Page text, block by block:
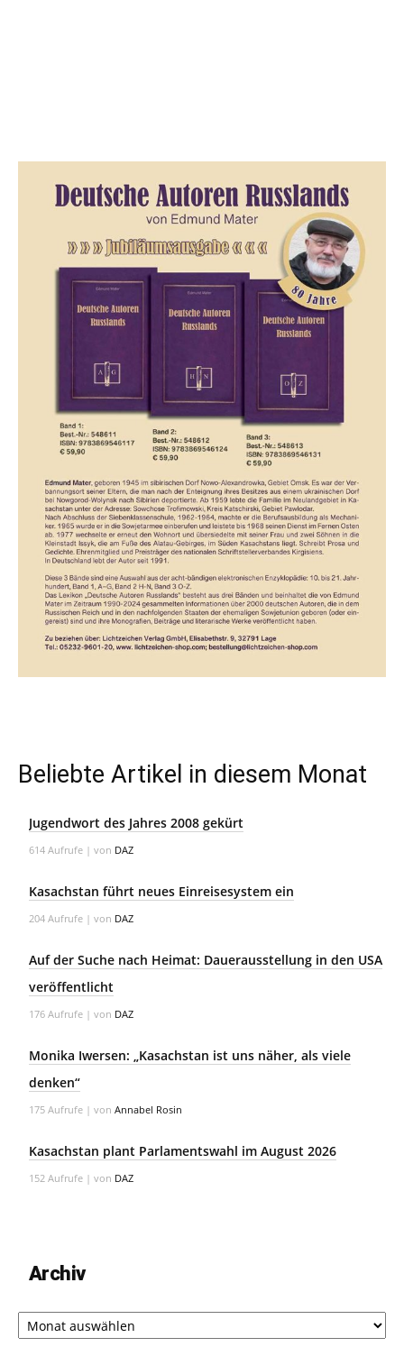
Beliebte Artikel in diesem Monat
Jugendwort des Jahres 2008 gekürt
614 Aufrufe | von DAZ
Kasachstan führt neues Einreisesystem ein
204 Aufrufe | von DAZ
Auf der Suche nach Heimat: Dauerausstellung in den USA
veröffentlicht
176 Aufrufe | von DAZ
Monika Iwersen: „Kasachstan ist uns näher, als viele
denken“
175 Aufrufe | von Annabel Rosin
Kasachstan plant Parlamentswahl im August 2026
152 Aufrufe | von DAZ
Archiv
Archiv